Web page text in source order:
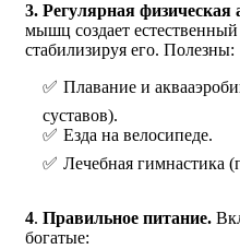
3. Регулярная физическая
мышц создает естественный
стабилизируя его. Полезны:
Плавание и
суставов).
Езда на велосипеде.
Лечебная гимнастика
4. Правильное питание.
богатые: